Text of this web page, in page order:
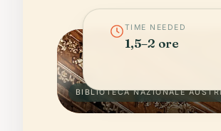
BIBLIOTECA NAZIONALE
TIME NEEDED
1,5–2 ore